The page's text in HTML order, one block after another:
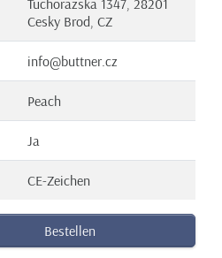
Cesky Brod, CZ
info@buttner.cz
Peach
Ja
CE-Zeichen
Bestellen